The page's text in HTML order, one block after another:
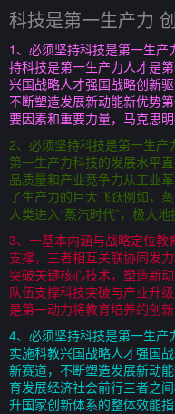
科技是第一生产力
1、必须坚持科技是第一生
持科技是第一生产力人才是
兴国战略人才强国战略创新
不断塑造发展新动能新优势
要因素和重要力量，马克思明
2、必须坚持科技是第一生产
第一生产力科技的发展水平
品质量和产业竞争力从工业
了生产力的巨大飞跃例如，
人类进入“蒸汽时代”，极大地
3、一基本内涵与战略定位教
支撑，三者相互关联协同发
突破关键核心技术，塑造新
队伍支撑科技突破与产业升
是第一动力将教育培养的创新
4、必须坚持科技是第一生产
实施科教兴国战略人才强国
新赛道，不断塑造发展新动
育发展经济社会前行三者之
升国家创新体系的整体效能指